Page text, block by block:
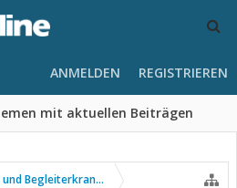
mit aktuellen Beiträgen
ANMELDEN REGISTRIEREN
Begleiterkrankungen